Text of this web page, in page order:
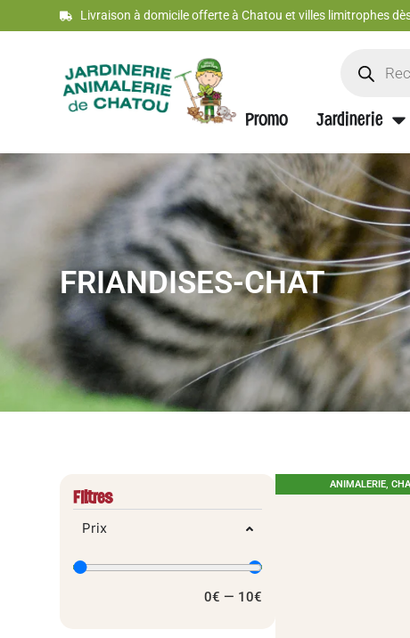
Livraison à domicile offerte à Chatou et villes limitrophes
Promo Jardinerie
FRIANDISES-CHAT
Filtres
Prix
0€ — 10€
ANIMALERIE,